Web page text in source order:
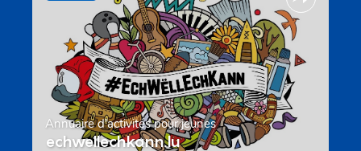
Annuaire d’activités pour jeunes
echwellechkann.lu